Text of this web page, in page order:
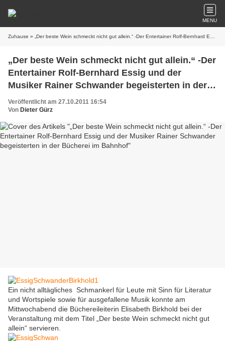
MENU
Zuhause » „Der beste Wein schmeckt nicht gut allein.“ -Der Entertainer Rolf-Bernhard Essig und der Musiker Rainer Schwander begeisterten in der Bücherei im Bahnhof
„Der beste Wein schmeckt nicht gut allein.“ -Der
Entertainer Rolf-Bernhard Essig und der
Musiker Rainer Schwander begeisterten in der
Bücherei im Bahnhof
Veröffentlicht am 27.10.2011 16:54
Von Dieter Gürz
Ein nicht alltägliches Schmankerl für Leute mit Sinn für Literatur
und Wortspiele sowie für ausgefallene Musik konnte am
Mittwochabend die Büchereileiterin Elisabeth Birkhold bei der
Veranstaltung mit dem Titel „Der beste Wein schmeckt nicht gut
allein“ servieren.